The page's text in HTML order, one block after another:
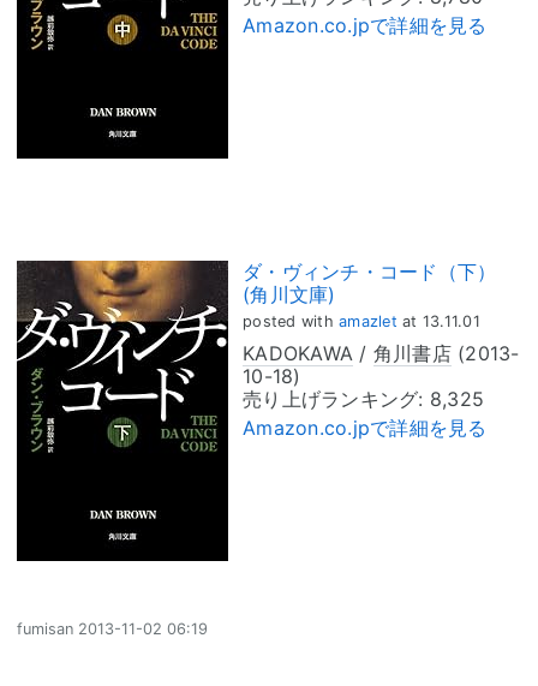
Amazon.co.jpで詳細を見る
ダ・ヴィンチ・コード（下）
(角川文庫)
posted with amazlet at 13.11.01
KADOKAWA / 角川書店(2013-
10-18)
売り上げランキング: 8,325
Amazon.co.jpで詳細を見る
fumisan 2013-11-02 06:19